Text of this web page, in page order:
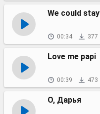
We could stay
00:34 377
Love me papi
00:39 473
О, Дарья